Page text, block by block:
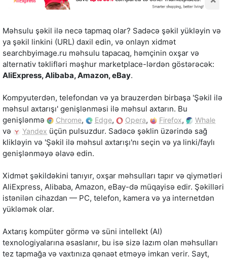
Məhsulu şəkil ilə necə tapmaq olar? Sadəcə şəkil yükləyin və
ya şəkil linkini (URL) daxil edin, və onlayn xidmət
searchbyimage.ru məhsulu tapacaq, həmçinin oxşar və
alternativ təklifləri məşhur marketplace-lərdən göstərəcək:
AliExpress, Alibaba, Amazon, eBay.
Kompyuterdən, telefondan və ya brauzerdən birbaşa 'Şəkil ilə
məhsul axtarışı' genişlənməsi ilə məhsul axtarın. Bu
genişlənmə
Chrome, Edge, Opera, Firefox, Whale
və Yandex üçün pulsuzdur. Sadəcə şəklin üzərində sağ
klikləyin və 'Şəkil ilə məhsul axtarışı'nı seçin və ya linki/faylı
genişlənməyə əlavə edin.
Xidmət şəkildəkini tanıyır, oxşar məhsulları tapır və qiymətləri
AliExpress, Alibaba, Amazon, eBay-də müqayisə edir. Şəkilləri
istənilən cihazdan — PC, telefon, kamera və ya internetdən
yükləmək olar.
Axtarış kompüter görmə və süni intellekt (AI)
texnologiyalarına əsaslanır, bu isə sizə lazım olan məhsulları
tez tapmağa və vaxtınıza qənaət etməyə imkan verir. Sayt,